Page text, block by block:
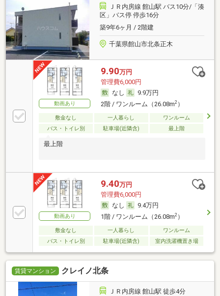
ＪＲ内房線 館山駅 バス10分/「湊
区」バス停 停歩16分
築9年6ヶ月 / 2階建
千葉県館山市北条正木
動画あり
9.90万円
管理費6,000円
なし
9.9万円
2階 / ワンルーム（26.08m2）
敷金なし 一人暮らし
ワンルーム
バス・トイレ別
駐車場(近隣含) 最上階
最上階
動画あり
9.40万円
管理費6,000円
なし
9.4万円
1階 / ワンルーム（26.08m2）
敷金なし 一人暮らし
ワンルーム
バス・トイレ別
駐車場(近隣含) 室内洗濯機置き場
賃貸マンション クレイノ北条
ＪＲ内房線 館山駅 徒歩4分